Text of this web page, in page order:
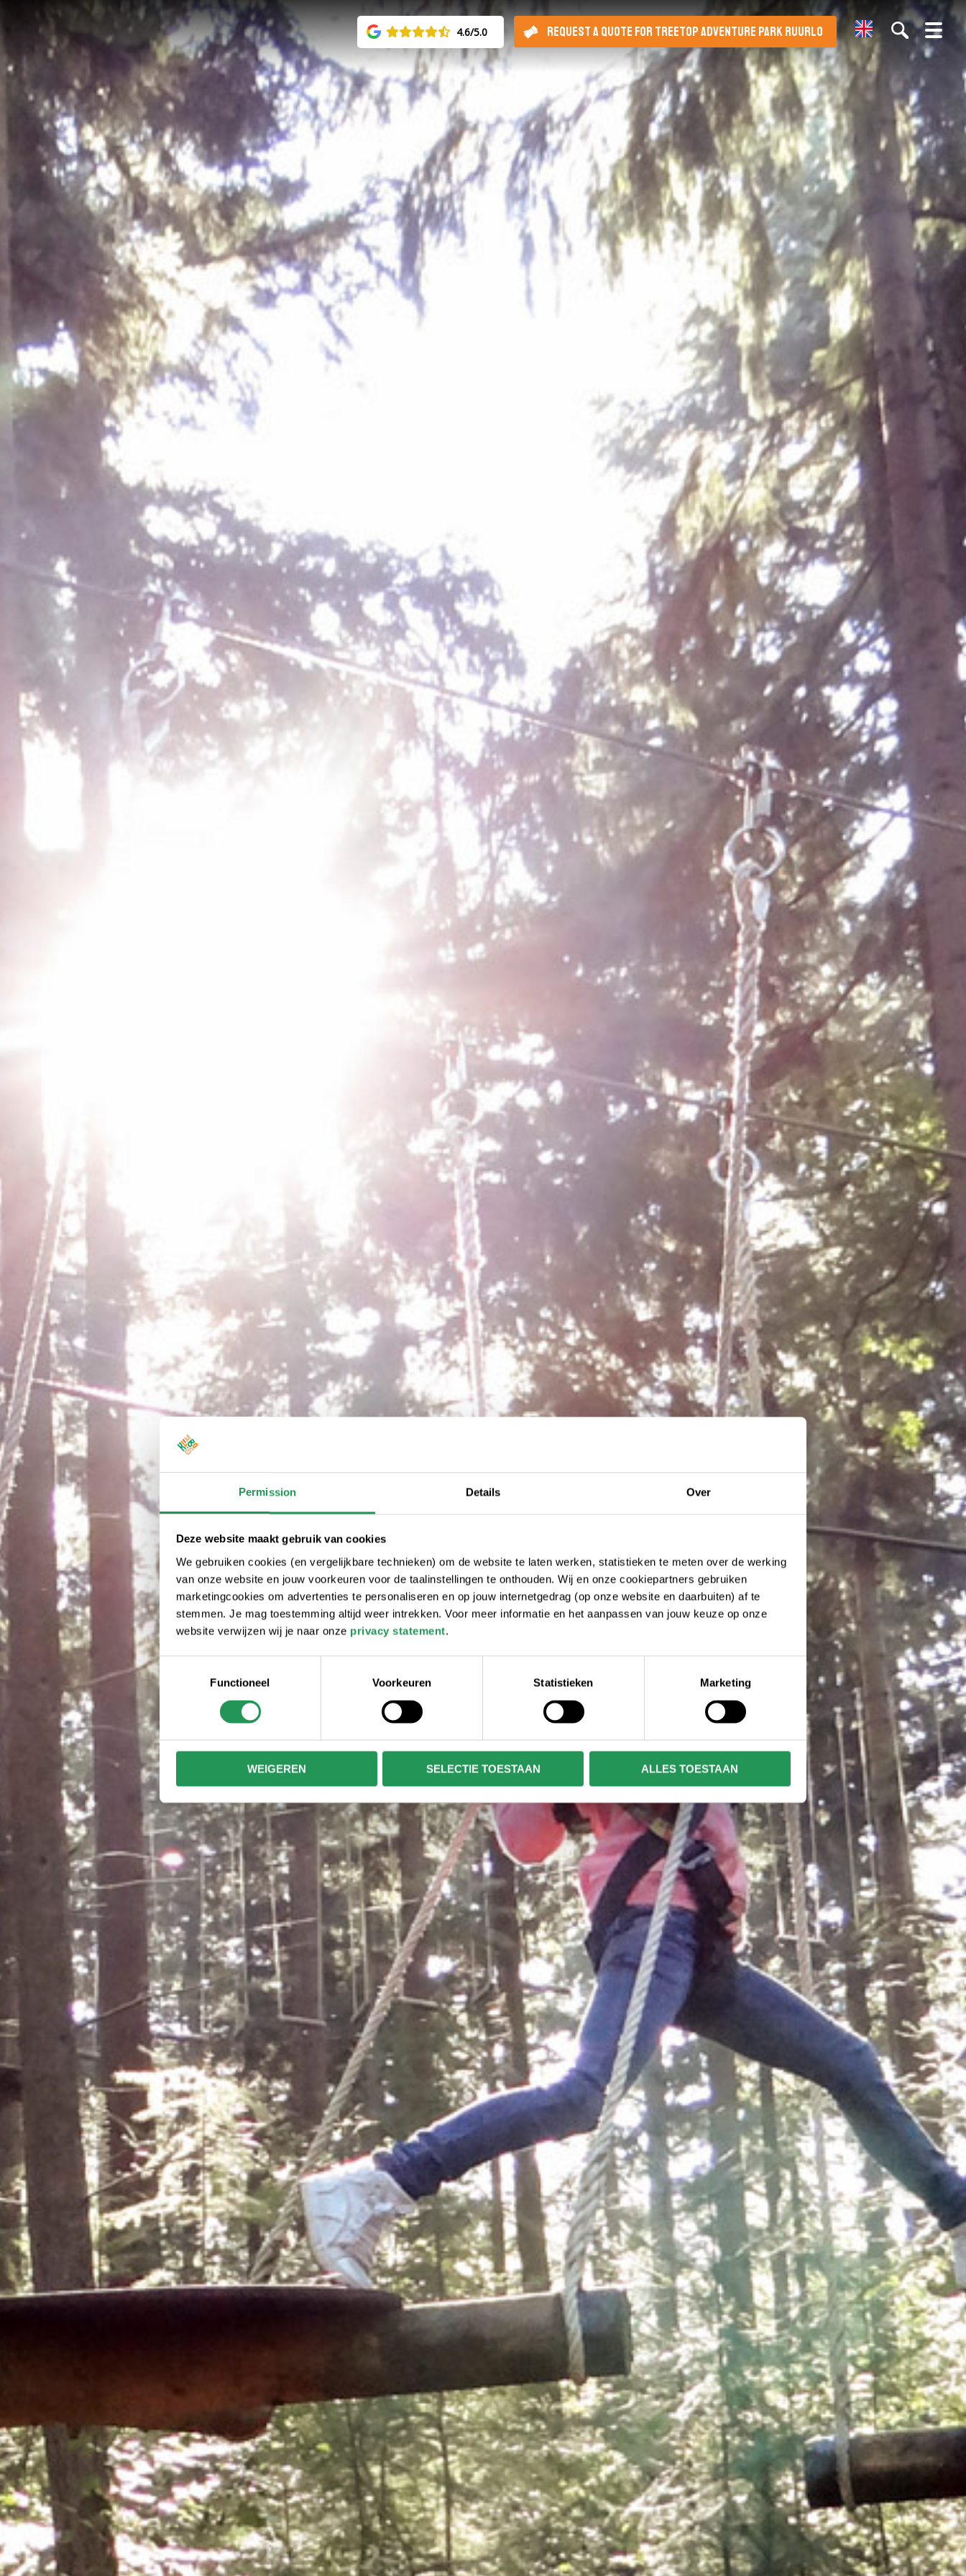
Permission Details Over
Deze website maakt gebruik van cookies
We gebruiken cookies (en vergelijkbare technieken) om de website te laten werken, statistieken te meten over de werking
van onze website en jouw voorkeuren voor de taalinstellingen te onthouden. Wij en onze cookiepartners gebruiken
marketingcookies om advertenties te personaliseren en op jouw internetgedrag (op onze website en daarbuiten) af te
stemmen. Je mag toestemming altijd weer intrekken. Voor meer informatie en het aanpassen van jouw keuze op onze
website verwijzen wij je naar onze privacy statement.
Toestemmingsselectie
Functioneel
Voorkeuren Statistieken Marketing
WEIGEREN SELECTIE TOESTAAN ALLES TOESTAAN
English
4.6/5.0 REQUEST A QUOTE FOR TREETOP ADVENTURE PARK RUURLO